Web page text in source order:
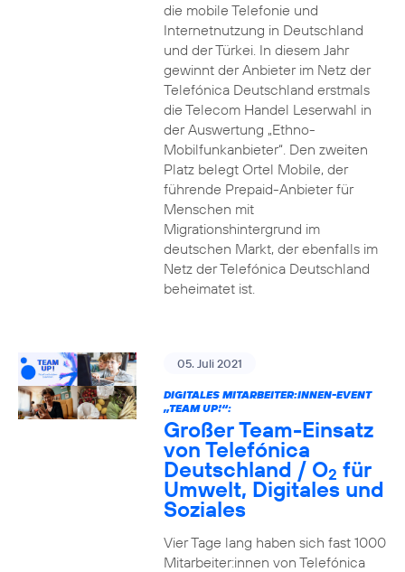
die mobile Telefonie und
Internetnutzung in Deutschland
und der Türkei. In diesem Jahr
gewinnt der Anbieter im Netz der
Telefónica Deutschland erstmals
die Telecom Handel Leserwahl in
der Auswertung „Ethno-
Mobilfunkanbieter“. Den zweiten
Platz belegt Ortel Mobile, der
führende Prepaid-Anbieter für
Menschen mit
Migrationshintergrund im
deutschen Markt, der ebenfalls im
Netz der Telefónica Deutschland
beheimatet ist.
05. Juli 2021
DIGITALES MITARBEITER:INNEN-EVENT
„TEAM UP!“:
Großer Team-Einsatz
von Telefónica
Deutschland / O2 für
Umwelt, Digitales und
Soziales
Vier Tage lang haben sich fast 1000
Mitarbeiter:innen von Telefónica